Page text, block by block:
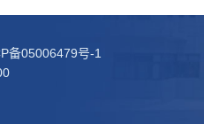
备05006479号-1